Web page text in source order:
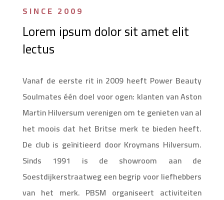
SINCE 2009
Lorem ipsum dolor sit amet elit
lectus
Vanaf de eerste rit in 2009 heeft Power Beauty
Soulmates één doel voor ogen: klanten van Aston
Martin Hilversum verenigen om te genieten van al
het moois dat het Britse merk te bieden heeft.
De club is geïnitieerd door Kroymans Hilversum.
Sinds 1991 is de showroom aan de
Soestdijkerstraatweg een begrip voor liefhebbers
van het merk. PBSM organiseert activiteiten